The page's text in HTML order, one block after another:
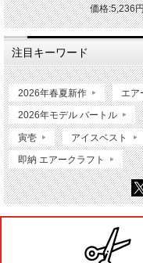
価格:5,236
注目キーワード
2026年春夏新作 エア
2026年モデル バートル
寅壱 アイスベスト
即納 エアークラフト